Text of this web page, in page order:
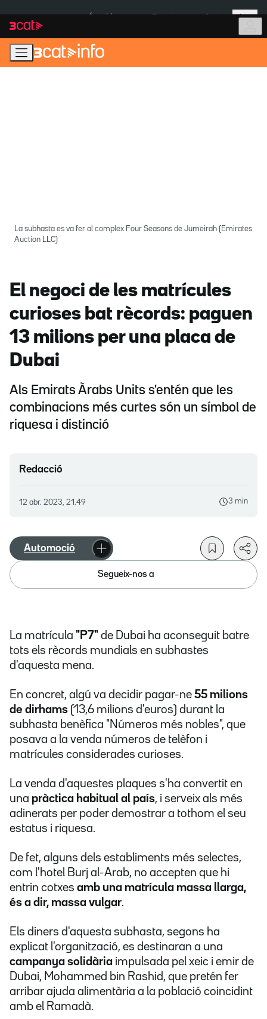
navegació
principal
contingut
Més
La subhasta es va fer al complex Four Seasons de Jumeirah (Emirates
Auction LLC)
El negoci de les matrícules
curioses bat rècords: paguen
13 milions per una placa de
Dubai
Als Emirats Àrabs Units s'entén que les
combinacions més curtes són un símbol de
riquesa i distinció
Redacció
12 abr. 2023, 21.49 3 min
Automoció
Segueix-nos a
La matrícula "P7" de Dubai ha aconseguit batre
tots els rècords mundials en subhastes
d'aquesta mena.
En concret, algú va decidir pagar-ne 55 milions
de dirhams (13,6 milions d'euros) durant la
subhasta benèfica "Números més nobles", que
posava a la venda números de telèfon i
matrícules considerades curioses.
La venda d'aquestes plaques s'ha convertit en
una pràctica habitual al país, i serveix als més
adinerats per poder demostrar a tothom el seu
estatus i riquesa.
De fet, alguns dels establiments més selectes,
com l'hotel Burj al-Arab, no accepten que hi
entrin cotxes amb una matrícula massa llarga,
és a dir, massa vulgar.
Els diners d'aquesta subhasta, segons ha
explicat l'organització, es destinaran a una
campanya solidària impulsada pel xeic i emir de
Dubai, Mohammed bin Rashid, que pretén fer
arribar ajuda alimentària a la població coincidint
amb el Ramadà.